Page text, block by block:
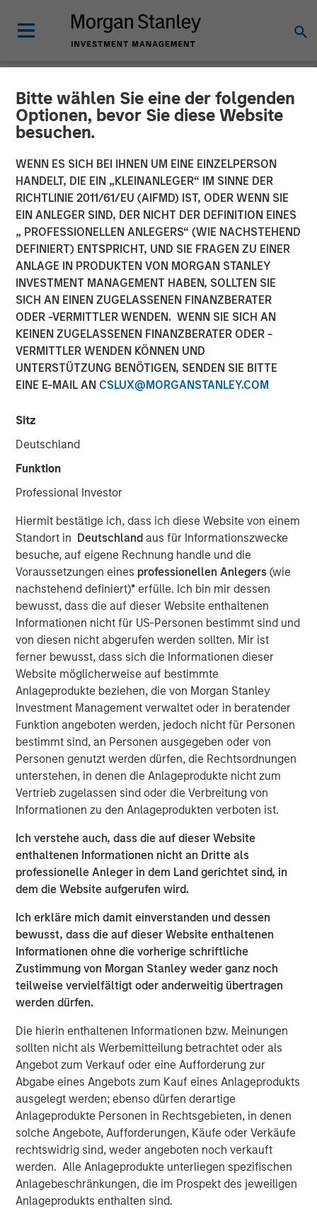
Bitte wählen Sie eine der folgenden
Optionen, bevor Sie diese Website
besuchen.
WENN ES SICH BEI IHNEN UM EINE EINZELPERSON
HANDELT, DIE EIN „KLEINANLEGER“ IM SINNE DER
RICHTLINIE 2011/61/EU (AIFMD) IST, ODER WENN SIE
EIN ANLEGER SIND, DER NICHT DER DEFINITION EINES
„ PROFESSIONELLEN ANLEGERS“ (WIE NACHSTEHEND
DEFINIERT) ENTSPRICHT, UND SIE FRAGEN ZU EINER
ANLAGE IN PRODUKTEN VON MORGAN STANLEY
INVESTMENT MANAGEMENT HABEN, SOLLTEN SIE
SICH AN EINEN ZUGELASSENEN FINANZBERATER
ODER -VERMITTLER WENDEN. WENN SIE SICH AN
KEINEN ZUGELASSENEN FINANZBERATER ODER -
VERMITTLER WENDEN KÖNNEN UND
UNTERSTÜTZUNG BENÖTIGEN, SENDEN SIE BITTE
EINE E-MAIL AN CSLUX@MORGANSTANLEY.COM
Sitz
Deutschland
Funktion
Professional Investor
Hiermit bestätige ich, dass ich diese Website von einem
Standort in Deutschland aus für Informationszwecke
besuche, auf eigene Rechnung handle und die
Voraussetzungen eines professionellen Anlegers(wie
nachstehend definiert)* erfülle. Ich bin mir dessen
bewusst, dass die auf dieser Website enthaltenen
Informationen nicht für US-Personen bestimmt sind und
von diesen nicht abgerufen werden sollten. Mir ist
ferner bewusst, dass sich die Informationen dieser
Website möglicherweise auf bestimmte
Anlageprodukte beziehen, die von Morgan Stanley
Investment Management verwaltet oder in beratender
Funktion angeboten werden, jedoch nicht für Personen
bestimmt sind, an Personen ausgegeben oder von
Personen genutzt werden dürfen, die Rechtsordnungen
unterstehen, in denen die Anlageprodukte nicht zum
Vertrieb zugelassen sind oder die Verbreitung von
Informationen zu den Anlageprodukten verboten ist.
Ich verstehe auch, dass die auf dieser Website
enthaltenen Informationen nicht an Dritte als
professionelle Anleger in dem Land gerichtet sind, in
dem die Website aufgerufen wird.
Ich erkläre mich damit einverstanden und dessen
bewusst, dass die auf dieser Website enthaltenen
Informationen ohne die vorherige schriftliche
Zustimmung von Morgan Stanley weder ganz noch
teilweise vervielfältigt oder anderweitig übertragen
werden dürfen.
Die hierin enthaltenen Informationen bzw. Meinungen
sollten nicht als Werbemitteilung betrachtet oder als
Angebot zum Verkauf oder eine Aufforderung zur
Abgabe eines Angebots zum Kauf eines Anlageprodukts
ausgelegt werden; ebenso dürfen derartige
Anlageprodukte Personen in Rechtsgebieten, in denen
solche Angebote, Aufforderungen, Käufe oder Verkäufe
rechtswidrig sind, weder angeboten noch verkauft
werden. Alle Anlageprodukte unterliegen spezifischen
Anlagebeschränkungen, die im Prospekt des jeweiligen
Anlageprodukts enthalten sind.
NEWSROOM
PE-backed XRI buys
Fountain Quail Water
Treatment
XRI, a portfolio company of Morgan Stanley Energy
Partners, has acquired Fountain Quail Water Treatment, a
produced water treatment, recycle and reuse business.
The seller was Fountain Quail Energy Services LLC, which
is backed by CSL Capital Management. No financial terms
were disclosed.
24 APRIL 2019
water midstream company with owned infrastructure
throughout the Permian Basin, announced today that it
has acquired the water treatment and recycling division
of Fountain Quail Energy Services, LLC (“Fountain Quail
Water Treatment”). The consideration for the transaction
consisted of cash and equity, but specific terms of the
deal were not disclosed. Fountain Quail Water Treatment
is a leading produced water treatment, recycle, and reuse
business with operations throughout the Permian Basin
and other key producing basins across the United States.
Members of the Fountain Quail Water Treatment senior
leadership team have joined XRI and will lead the
Company’s water treatment division, which will be a
wholly-owned subsidiary of XRI operating under the
Fountain Quail name. “This acquisition will enhance XRI’s
owned network of water midstream systems with full
recycle and reuse capabilities that set the standard for
flexibility and sustainability for water used in advanced
completion techniques in the Permian Basin,” stated XRI’s
“We are delighted with the acquisition of Fountain Quail
Water Treatment,” said XRI CEO Matthew Gabriel. “Its low-
cost, high-efficiency recycle technology is second-to-
sourced on our owned water midstream systems in the
Delaware and Midland Basins, it is now possible for our
customers to reuse, blend or swap 100% of their
produced water with our water to obtain water of
virtually any specification.”
stated “the sale of our treatment division to XRI is an
exciting outcome for us and for a business that traces its
lineage back to treating oilfield wastewater in the early
days of the Shale Revolution. We look forward to seeing
the continued growth of the combined platform with XRI
and to sharpening the focus on our remaining water
logistics, supply and disposal business focused in the
Marcellus and Utica Basins.”
Gabriel added, “Given the growing preference of the
industry to reuse and recycle produced water in the